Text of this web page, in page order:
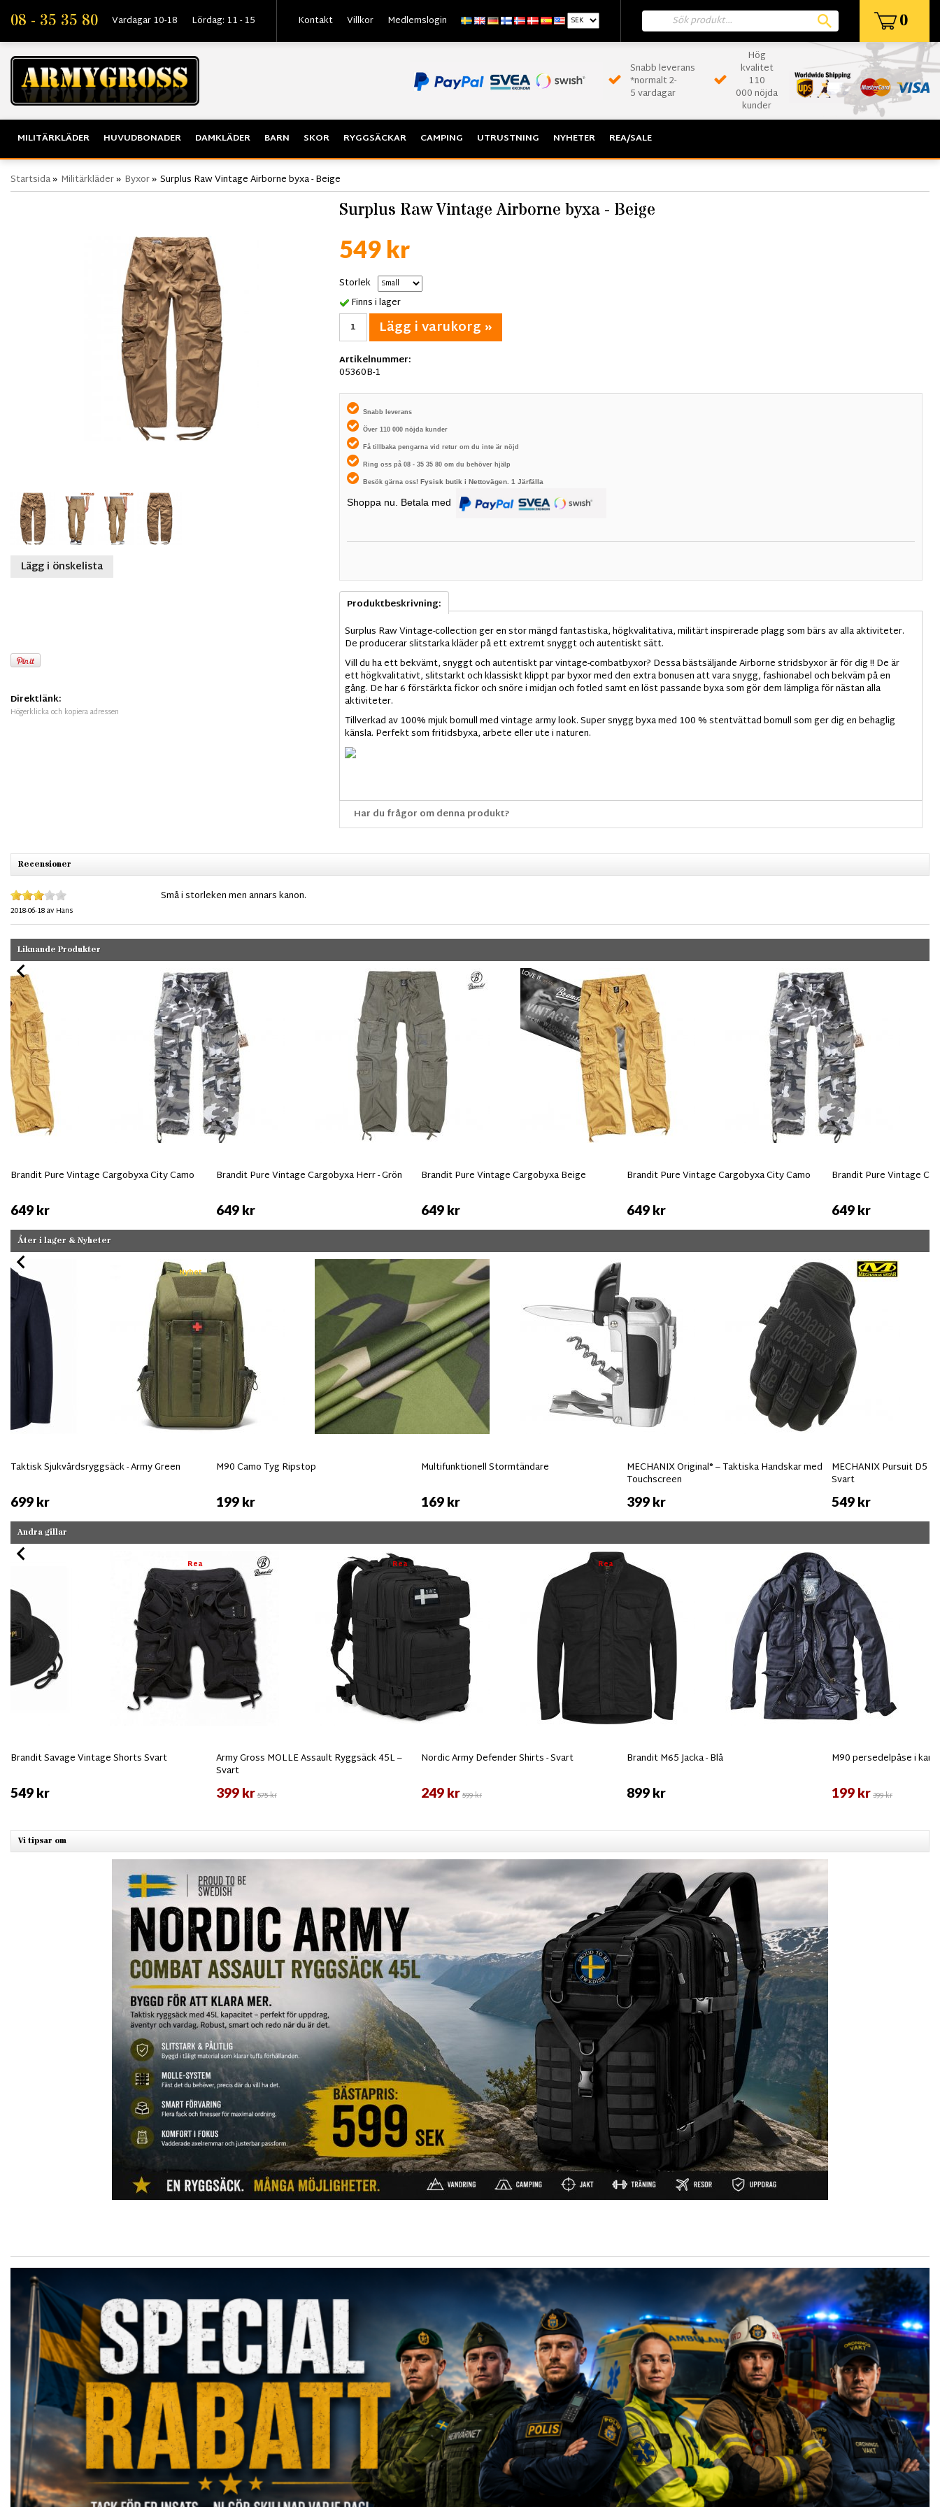
08 - 35 35 80 Vardagar 10-18 Lördag: 11 - 15 Kontakt Villkor Medlemslogin 0
Snabb leverans
*normalt 2-
5 vardagar
Hög
kvalitet
110
000 nöjda
kunder
MILITÄRKLÄDER
HUVUDBONADER DAMKLÄDER BARN SKOR RYGGSÄCKAR CAMPING UTRUSTNING NYHETER REA/SALE
Startsida» Militärkläder» Byxor» Surplus Raw Vintage Airborne byxa - Beige
Lägg i önskelista
Direktlänk:
Högerklicka och kopiera adressen
Surplus Raw Vintage Airborne byxa - Beige
549 kr
Storlek
Finns i lager
Lägg i varukorg »
Artikelnummer:
05360B-1
Snabb leverans
Över 110 000 nöjda kunder
Få tillbaka pengarna vid retur om du inte är nöjd
Ring oss på 08 - 35 35 80 om du behöver hjälp
Besök gärna oss! Fysisk butik i Nettovägen. 1 Järfälla
Shoppa nu. Betala med
Produktbeskrivning:
Surplus Raw Vintage-collection ger en stor mängd fantastiska, högkvalitativa, militärt inspirerade plagg som bärs av alla aktiviteter.
De producerar slitstarka kläder på ett extremt snyggt och autentiskt sätt.
Vill du ha ett bekvämt, snyggt och autentiskt par vintage-combatbyxor? Dessa bästsäljande Airborne stridsbyxor är för dig !! De är
ett högkvalitativt, slitstarkt och klassiskt klippt par byxor med den extra bonusen att vara snygg, fashionabel och bekväm på en
gång. De har 6 förstärkta fickor och snöre i midjan och fotled samt en löst passande byxa som gör dem lämpliga för nästan alla
aktiviteter.
Tillverkad av 100% mjuk bomull med vintage army look. Super snygg byxa med 100 % stentvättad bomull som ger dig en behaglig
känsla. Perfekt som fritidsbyxa, arbete eller ute i naturen.
Har du frågor om denna produkt?
Recensioner
2018-06-18av Hans
Små i storleken men annars kanon.
Liknande Produkter
Brandit Pure Vintage Cargobyxa City Camo
649 kr
Brandit Pure Vintage Cargobyxa Herr - Grön
649 kr
Brandit Pure Vintage Cargobyxa Beige
649 kr
Brandit Pure Vintage Cargobyxa City Camo
649 kr
Brandit Pure Vintage
649 kr
Åter i lager & Nyheter
Nyhet
Taktisk Sjukvårdsryggsäck - Army Green
699 kr
M90 Camo Tyg Ripstop
199 kr
Multifunktionell Stormtändare
169 kr
MECHANIX Original® – Taktiska Handskar med
Touchscreen
399 kr
MECHANIX Pursuit D5
Svart
549 kr
Andra gillar
Rea
Brandit Savage Vintage Shorts Svart
549 kr
Rea
Army Gross MOLLE Assault Ryggsäck 45L –
Svart
399 kr575 kr
Rea
Nordic Army Defender Shirts - Svart
249 kr599 kr
Brandit M65 Jacka - Blå
899 kr
M90 persedelpåse i
199 kr399 kr
Vi tipsar om